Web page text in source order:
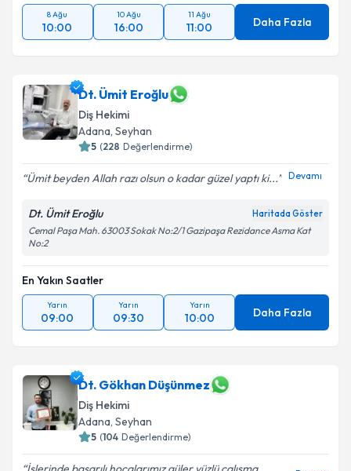
8 Ağu
10:00
10 Ağu
16:00
11 Ağu
11:00 Daha Fazla
Dt. Ümit Eroğlu
Diş Hekimi
Adana, Seyhan
5 (228 Değerlendirme)
Ümit beyden Allah razı olsun o kadar güzel yaptı ki... Devamı
Dt. Ümit Eroğlu Haritada Göster
Cemal Paşa Mah. 63003 Sokak No:2/1 Gazipaşa Rezidance Asma Kat
No:2
En Yakın Saatler
Yarın
09:00
Yarın
09:30
Yarın
10:00 Daha Fazla
Dt. Gökhan Düşünmez
Diş Hekimi
Adana, Seyhan
5 (104 Değerlendirme)